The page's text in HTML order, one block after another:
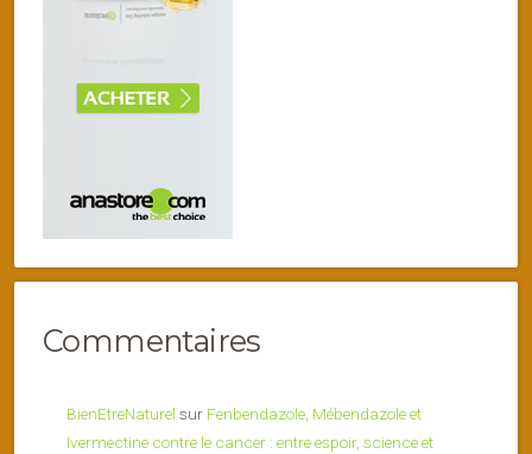
Commentaires
BienEtreNaturel sur Fenbendazole, Mébendazole et
Ivermectine contre le cancer : entre espoir, science et